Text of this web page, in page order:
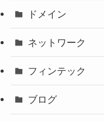
ドメイン
ネットワーク
フィンテック
ブログ